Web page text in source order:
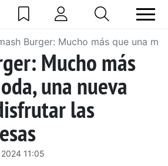
Burger: Mucho más que una
Mucho más
una nueva
las
11:05